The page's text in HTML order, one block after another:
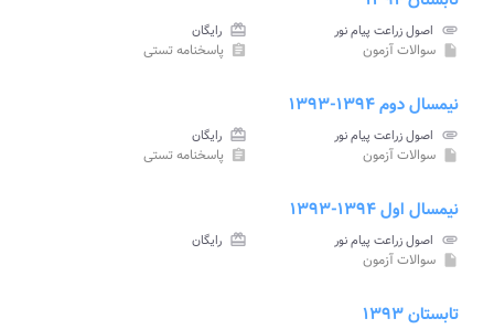
attachment اصول زراعت پیام نور card_giftcard رایگان
insert_drive_file سوالات آزمون assignment پاسخنامه تستی
نیمسال دوم ۱۳۹۴-۱۳۹۳
attachment اصول زراعت پیام نور card_giftcard رایگان
insert_drive_file سوالات آزمون assignment پاسخنامه تستی
نیمسال اول ۱۳۹۴-۱۳۹۳
attachment اصول زراعت پیام نور card_giftcard رایگان
insert_drive_file سوالات آزمون
تابستان ۱۳۹۳